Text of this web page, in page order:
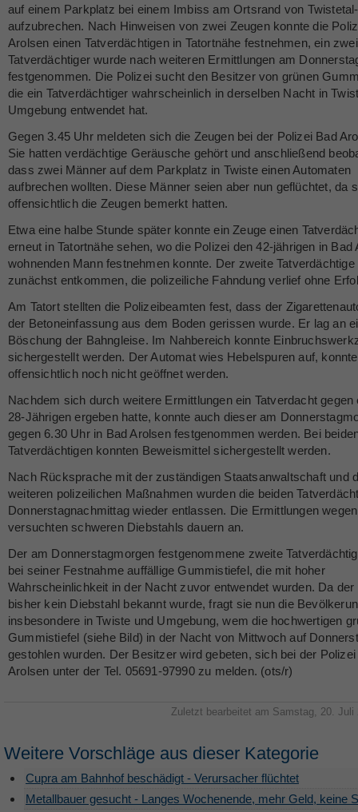
auf einem Parkplatz bei einem Imbiss am Ortsrand von
aufzubrechen. Nach Hinweisen von zwei Zeugen konnte die
Arolsen einen Tatverdächtigen in Tatortnähe festnehmen, ein
Tatverdächtiger wurde nach weiteren Ermittlungen am
festgenommen. Die Polizei sucht den Besitzer von grünen
die ein Tatverdächtiger wahrscheinlich in derselben Nacht in
Umgebung entwendet hat.
Gegen 3.45 Uhr meldeten sich die Zeugen bei der Polizei Bad
Sie hatten verdächtige Geräusche gehört und anschließend
dass zwei Männer auf dem Parkplatz in Twiste einen Automaten
aufbrechen wollten. Diese Männer seien aber nun geflüchtet, da
offensichtlich die Zeugen bemerkt hatten.
Etwa eine halbe Stunde später konnte ein Zeuge einen
erneut in Tatortnähe sehen, wo die Polizei den 42-jährigen in Bad
wohnenden Mann festnehmen konnte. Der zweite Tatverdächtige
zunächst entkommen, die polizeiliche Fahndung verlief ohne
Am Tatort stellten die Polizeibeamten fest, dass der
der Betoneinfassung aus dem Boden gerissen wurde. Er lag an
Böschung der Bahngleise. Im Nahbereich konnte
sichergestellt werden. Der Automat wies Hebelspuren auf,
offensichtlich noch nicht geöffnet werden.
Nachdem sich durch weitere Ermittlungen ein Tatverdacht gegen
28-Jährigen ergeben hatte, konnte auch dieser am
gegen 6.30 Uhr in Bad Arolsen festgenommen werden. Bei
Tatverdächtigen konnten Beweismittel sichergestellt werden.
Nach Rücksprache mit der zuständigen Staatsanwaltschaft und
weiteren polizeilichen Maßnahmen wurden die beiden
Donnerstagnachmittag wieder entlassen. Die Ermittlungen
versuchten schweren Diebstahls dauern an.
Der am Donnerstagmorgen festgenommene zweite
bei seiner Festnahme auffällige Gummistiefel, die mit hoher
Wahrscheinlichkeit in der Nacht zuvor entwendet wurden. Da der
bisher kein Diebstahl bekannt wurde, fragt sie nun die
insbesondere in Twiste und Umgebung, wem die hochwertigen
Gummistiefel (siehe Bild) in der Nacht von Mittwoch auf
gestohlen wurden. Der Besitzer wird gebeten, sich bei der Polizei
Arolsen unter der Tel. 05691-97990 zu melden. (ots/r)
Zuletzt bearbeitet am Samstag, 20. Juli
Weitere Vorschläge aus dieser Kategorie
Cupra am Bahnhof beschädigt - Verursacher flüchtet
Metallbauer gesucht - Langes Wochenende, mehr Geld, keine